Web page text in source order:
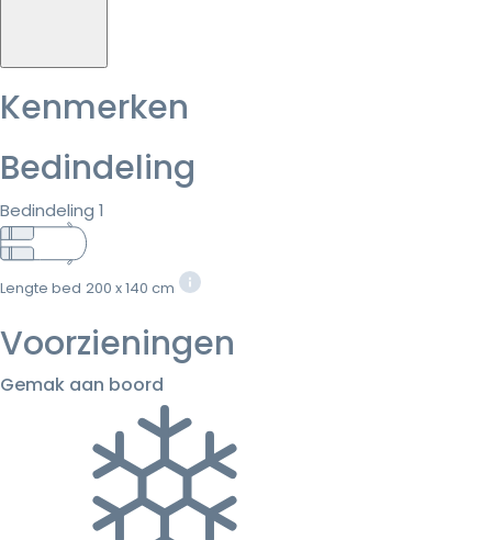
Kenmerken
Bedindeling
Bedindeling 1
Lengte bed 200 x 140 cm
Voorzieningen
Gemak aan boord